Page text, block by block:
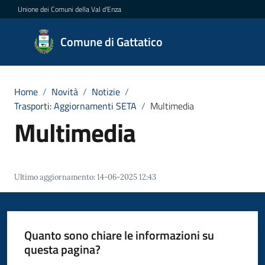
Vai al contenuto
Vai alla navigazione
Vai al footer
Unione dei Comuni della Val d'Enza
Comune di Gattatico
Comune
di
Amministrazione
Menu selezionato
Servizi
Comune
Home / Novità / Notizie /
Trasporti: Aggiornamenti SETA / Multimedia
Multimedia
Ultimo aggiornamento:14-06-2025 12:43
Quanto sono chiare le informazioni su
questa pagina?